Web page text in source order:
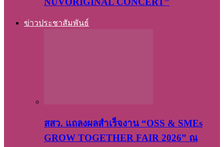
ข่าวประชาสัมพันธ์
สสว. แถลงผลสำเร็จงาน “OSS & SMEs
GROW TOGETHER FAIR 2026” ณ